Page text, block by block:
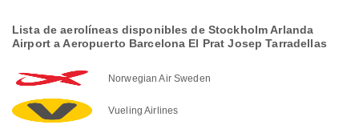
Lista de aerolíneas disponibles de Stockholm Arlanda
Airport a Aeropuerto Barcelona El Prat Josep Tarradellas
Norwegian Air Sweden
Vueling Airlines